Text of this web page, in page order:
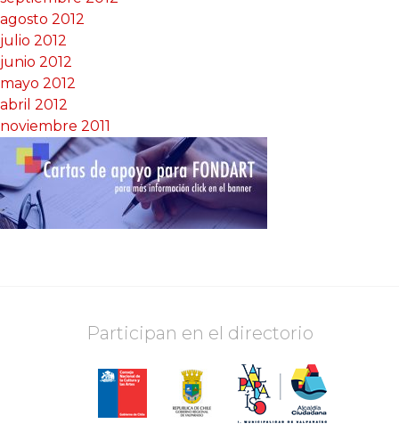
agosto 2012
julio 2012
junio 2012
mayo 2012
abril 2012
noviembre 2011
Participan en el directorio